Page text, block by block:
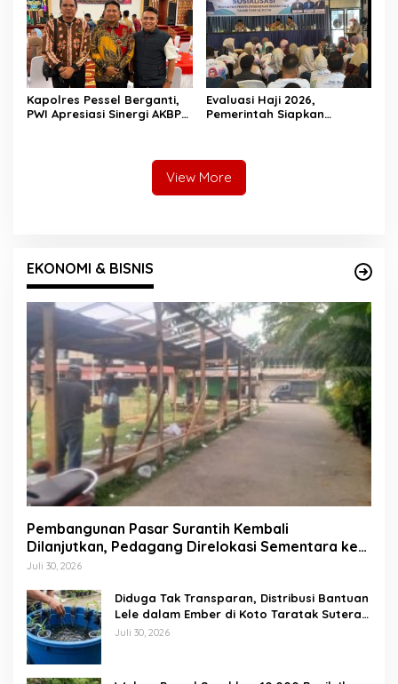
Kapolres Pessel Berganti,
PWI Apresiasi Sinergi AKBP
Evaluasi Haji 2026,
Pemerintah Siapkan
View More
EKONOMI & BISNIS
Pembangunan Pasar Surantih Kembali
Dilanjutkan, Pedagang Direlokasi Sementara ke
Lapangan Gadih Basanai
Juli 30, 2026
Diduga Tak Transparan, Distribusi Bantuan
Lele dalam Ember di Koto Taratak Sutera
Tuai Sorotan Warga
Juli 30, 2026